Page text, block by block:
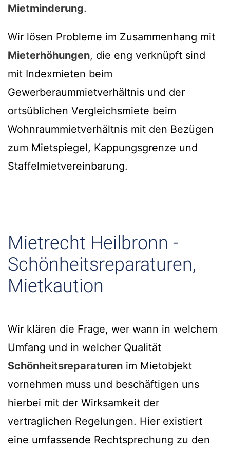
Mietminderung.
Wir lösen Probleme im Zusammenhang mit
Mieterhöhungen, die eng verknüpft sind
mit Indexmieten beim
Gewerberaummietverhältnis und der
ortsüblichen Vergleichsmiete beim
Wohnraummietverhältnis mit den Bezügen
zum Mietspiegel, Kappungsgrenze und
Staffelmietvereinbarung.
Mietrecht Heilbronn -
Schönheitsreparaturen,
Mietkaution
Wir klären die Frage, wer wann in welchem
Umfang und in welcher Qualität
Schönheitsreparaturen im Mietobjekt
vornehmen muss und beschäftigen uns
hierbei mit der Wirksamkeit der
vertraglichen Regelungen. Hier existiert
eine umfassende Rechtsprechung zu den